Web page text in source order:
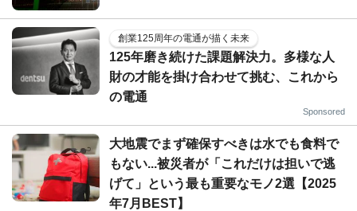
創業125周年の電通が描く未来
125年磨き続けた課題解決力。多様な人
財の才能を掛け合わせて挑む、これから
の電通
Sponsored
大地震でまず確保すべきは水でも食料で
もない...被災者が「これだけは担いで逃
げて」という最も重要なモノ2選【2025
年7月BEST】